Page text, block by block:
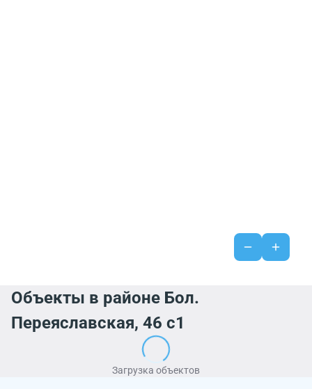
Объекты в районе Бол.
Переяславская, 46 с1
Загрузка объектов